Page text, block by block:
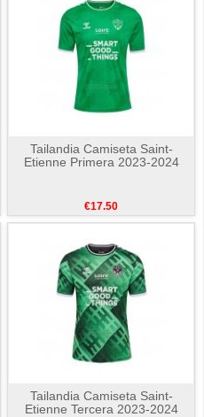
Tailandia Camiseta Saint-
Etienne Primera 2023-2024
€17.50
Tailandia Camiseta Saint-
Etienne Tercera 2023-2024